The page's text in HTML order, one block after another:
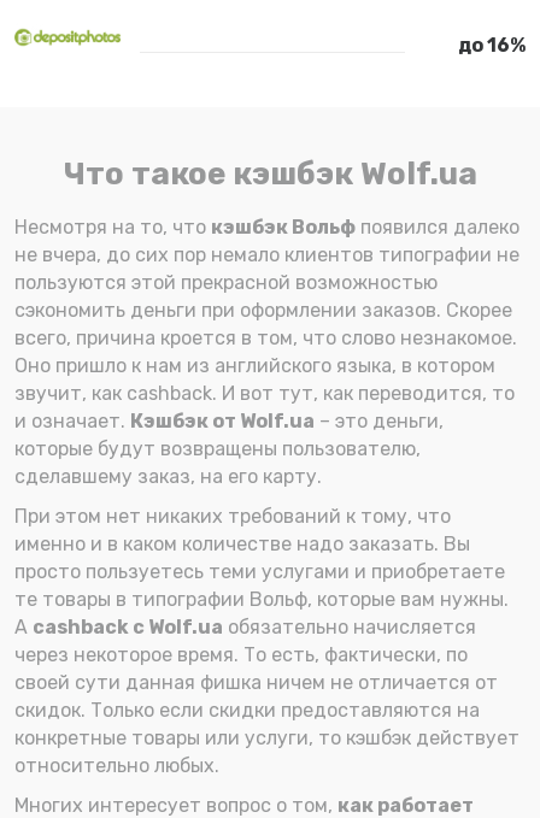
до 16%
Что такое кэшбэк Wolf.ua
Несмотря на то, что кэшбэк Вольф появился далеко
не вчера, до сих пор немало клиентов типографии не
пользуются этой прекрасной возможностью
сэкономить деньги при оформлении заказов. Скорее
всего, причина кроется в том, что слово незнакомое.
Оно пришло к нам из английского языка, в котором
звучит, как cashback. И вот тут, как переводится, то
и означает. Кэшбэк от Wolf.ua – это деньги,
которые будут возвращены пользователю,
сделавшему заказ, на его карту.
При этом нет никаких требований к тому, что
именно и в каком количестве надо заказать. Вы
просто пользуетесь теми услугами и приобретаете
те товары в типографии Вольф, которые вам нужны.
А cashback с Wolf.ua обязательно начисляется
через некоторое время. То есть, фактически, по
своей сути данная фишка ничем не отличается от
скидок. Только если скидки предоставляются на
конкретные товары или услуги, то кэшбэк действует
относительно любых.
Многих интересует вопрос о том, как работает